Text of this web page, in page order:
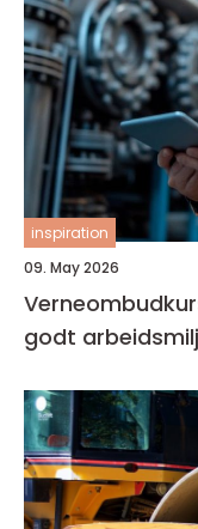
inspiration
09. May 2026
Verneombudkurs nøkkelen til et
godt